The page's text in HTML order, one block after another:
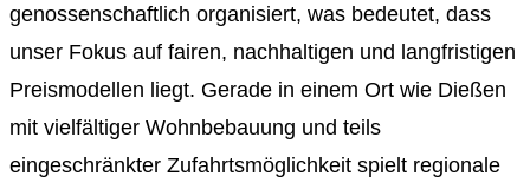
genossenschaftlich organisiert, was bedeutet, dass
unser Fokus auf fairen, nachhaltigen und langfristigen
Preismodellen liegt. Gerade in einem Ort wie Dießen
mit vielfältiger Wohnbebauung und teils
eingeschränkter Zufahrtsmöglichkeit spielt regionale